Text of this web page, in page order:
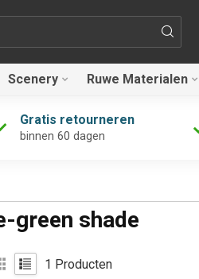
Scenery Ruwe Materialen
Gratis retourneren
binnen 60 dagen
green shade
1 Producten